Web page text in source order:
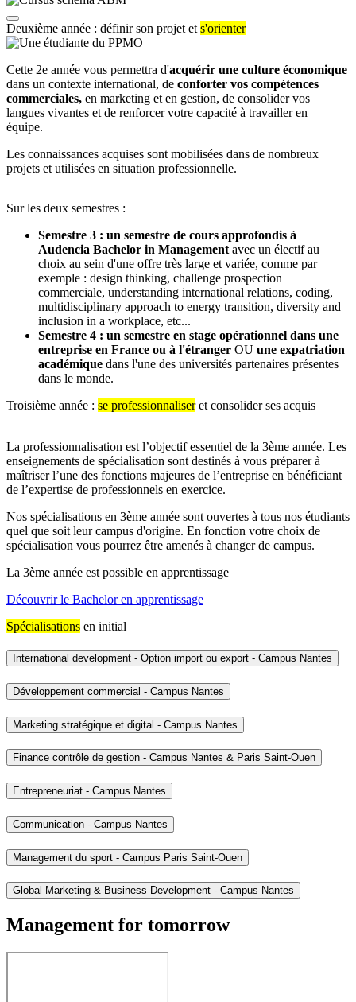
Deuxième année : définir son projet et s'orienter
Cette 2e année vous permettra d'acquérir une culture économique
dans un contexte international, de conforter vos compétences
commerciales, en marketing et en gestion, de consolider vos
langues vivantes et de renforcer votre capacité à travailler en
équipe.
Les connaissances acquises sont mobilisées dans de nombreux
projets et utilisées en situation professionnelle.
Sur les deux semestres :
Semestre 3 : un semestre de cours approfondis à
Audencia Bachelor in Management avec un électif au
choix au sein d'une offre très large et variée, comme par
exemple : design thinking, challenge prospection
commerciale, understanding international relations, coding,
multidisciplinary approach to energy transition, diversity and
inclusion in a workplace, etc...
Semestre 4 : un semestre en stage opérationnel dans une
entreprise en France ou à l'étranger OU une expatriation
académique dans l'une des universités partenaires présentes
dans le monde.
Troisième année : se professionnaliseret consolider ses acquis
La professionnalisation est l’objectif essentiel de la 3ème année. Les
enseignements de spécialisation sont destinés à vous préparer à
maîtriser l’une des fonctions majeures de l’entreprise en bénéficiant
de l’expertise de professionnels en exercice.
Nos spécialisations en 3ème année sont ouvertes à tous nos étudiants
quel que soit leur campus d'origine. En fonction votre choix de
spécialisation vous pourrez être amenés à changer de campus.
La 3ème année est possible en apprentissage
Découvrir le Bachelor en apprentissage
Spécialisations en initial
International development - Option import ou export - Campus Nantes
Développement commercial - Campus Nantes
Marketing stratégique et digital - Campus Nantes
Finance contrôle de gestion - Campus Nantes & Paris Saint-Ouen
Entrepreneuriat - Campus Nantes
Communication - Campus Nantes
Management du sport - Campus Paris Saint-Ouen
Global Marketing & Business Development - Campus Nantes
Management for tomorrow